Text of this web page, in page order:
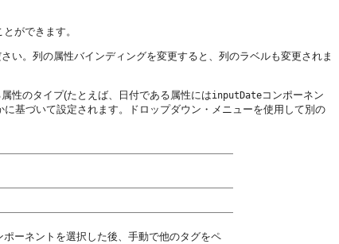
ができます。
い。列の属性バインディングを変更すると、列のラベルも変更されま
性のタイプ(たとえば、日付である属性にはinputDateコンポーネン
基づいて設定されます。ドロップダウン・メニューを使用して別の
ポーネントを選択した後、手動で他のタグをペ